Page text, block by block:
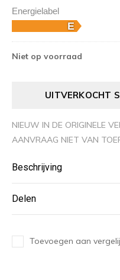
Energielabel
Niet op voorraad
UITVERKOCHT
NIEUW IN DE ORIGINELE
AANVRAAG NIET VAN
Beschrijving
Delen
Toevoegen aan